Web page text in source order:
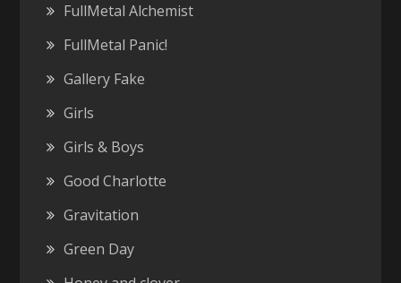
FullMetal Alchemist
FullMetal Panic!
Gallery Fake
Girls
Girls & Boys
Good Charlotte
Gravitation
Green Day